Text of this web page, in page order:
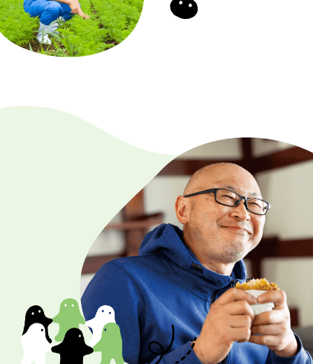
生きものとの約束
里山を守る
を届ける
生産者と消費者、
一緒に未来のタネをまく
遺伝子組換えにNO
動物をすこやかに育てる
安全においしさを届ける